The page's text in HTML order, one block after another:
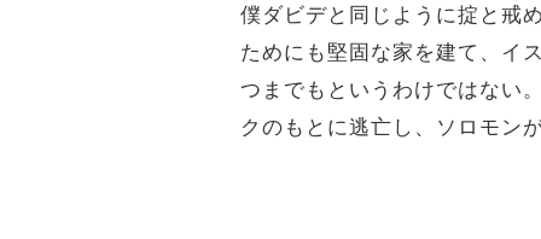
僕ダビデと同じように掟と戒
ためにも堅固な家を建て、イ
つまでもというわけではない
クのもとに逃亡し、ソロモン